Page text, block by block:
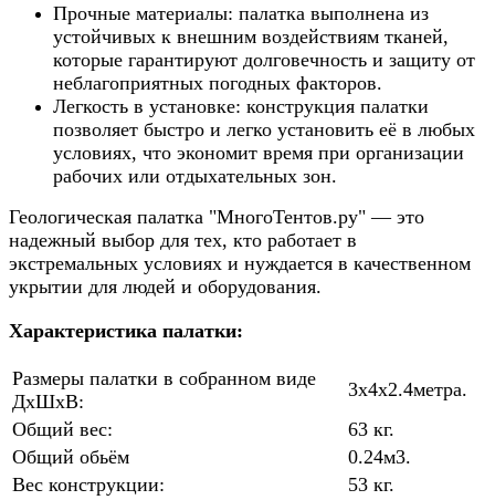
Прочные материалы: палатка выполнена из
устойчивых к внешним воздействиям тканей,
которые гарантируют долговечность и защиту от
неблагоприятных погодных факторов.
Легкость в установке: конструкция палатки
позволяет быстро и легко установить её в любых
условиях, что экономит время при организации
рабочих или отдыхательных зон.
Геологическая палатка "МногоТентов.ру" — это
надежный выбор для тех, кто работает в
экстремальных условиях и нуждается в качественном
укрытии для людей и оборудования.
Характеристика палатки:
Размеры палатки в собранном виде
ДxШxВ:
3x4x2.4метра.
Общий вес:
63 кг.
Общий обьём
0.24м3.
Вес конструкции:
53 кг.